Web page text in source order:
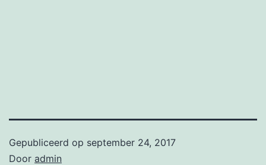
Gepubliceerd op september 24, 2017
Door admin